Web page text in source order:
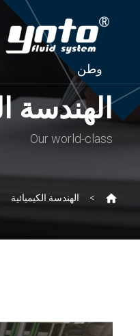
وطن
الهندسة
Our world-class
الهندسة الكيميائية